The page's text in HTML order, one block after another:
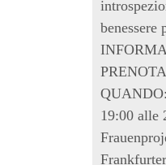
benessere
19:00 alle